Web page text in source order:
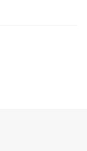
2023
Weniger Corona-